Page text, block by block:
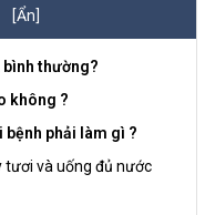
[Ẩn]
thường?
không ?
phải làm gì ?
tươi và uống đủ nước